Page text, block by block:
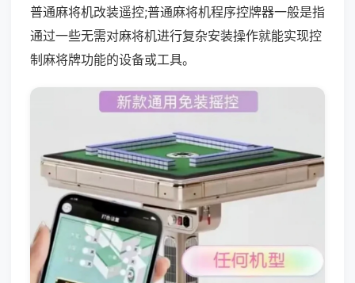
普通麻将机改装遥控;普通麻将机程序控牌器一般是指
通过一些无需对麻将机进行复杂安装操作就能实现控
制麻将牌功能的设备或工具。